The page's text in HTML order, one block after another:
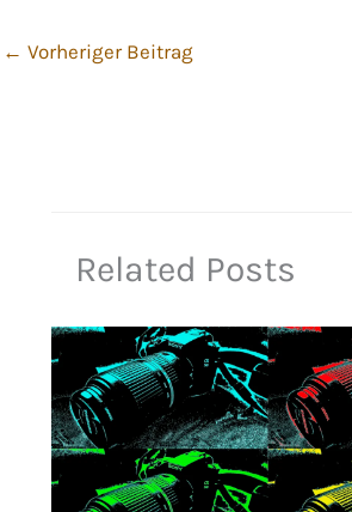
← Vorheriger Beitrag
Related Posts